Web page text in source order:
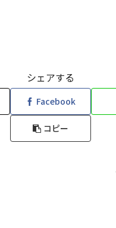
シェアする
Facebook
コピー